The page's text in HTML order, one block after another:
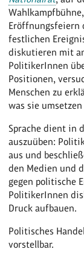
Eröffnungsfeiern
festlichen
diskutieren mit
PolitikerInnen
Positionen,
Menschen zu
was sie
Sprache dient in
auszuüben:
aus und
den Medien und
gegen politische
PolitikerInnen
Druck aufbauen.
Politisches
vorstellbar.